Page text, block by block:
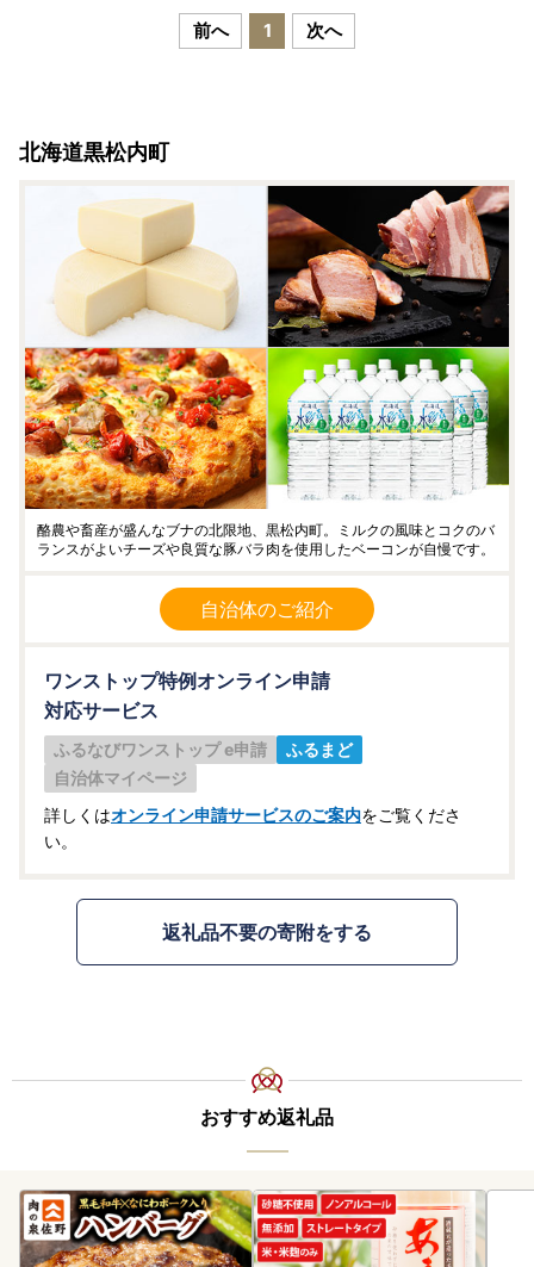
前へ 1 次へ
北海道黒松内町
酪農や畜産が盛んなブナの北限地、黒松内町。ミルクの風味とコクのバ
ランスがよいチーズや良質な豚バラ肉を使用したベーコンが自慢です。
自治体のご紹介
ワンストップ特例オンライン申請
対応サービス
ふるなびワンストップ e申請
ふるまど
自治体マイページ
詳しくはオンライン申請サービスのご案内をご覧くださ
い。
返礼品不要の寄附をする
おすすめ返礼品